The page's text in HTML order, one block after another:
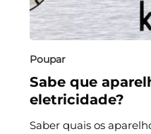
Poupar
Sabe que
eletricidade?
Saber quais os